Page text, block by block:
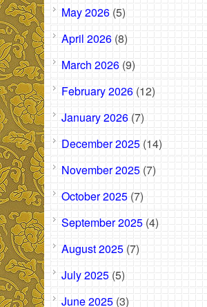
May 2026 (5)
April 2026 (8)
March 2026 (9)
February 2026 (12)
January 2026 (7)
December 2025 (14)
November 2025 (7)
October 2025 (7)
September 2025 (4)
August 2025 (7)
July 2025 (5)
June 2025 (3)